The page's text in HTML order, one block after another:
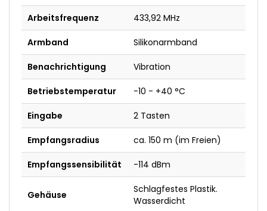
Arbeitsfrequenz 433,92 MHz
Armband Silikonarmband
Benachrichtigung Vibration
Betriebstemperatur -10 - +40 °C
Eingabe 2 Tasten
Empfangsradius ca. 150 m (im Freien)
Empfangssensibilität -114 dBm
Gehäuse
Schlagfestes Plastik.
Wasserdicht